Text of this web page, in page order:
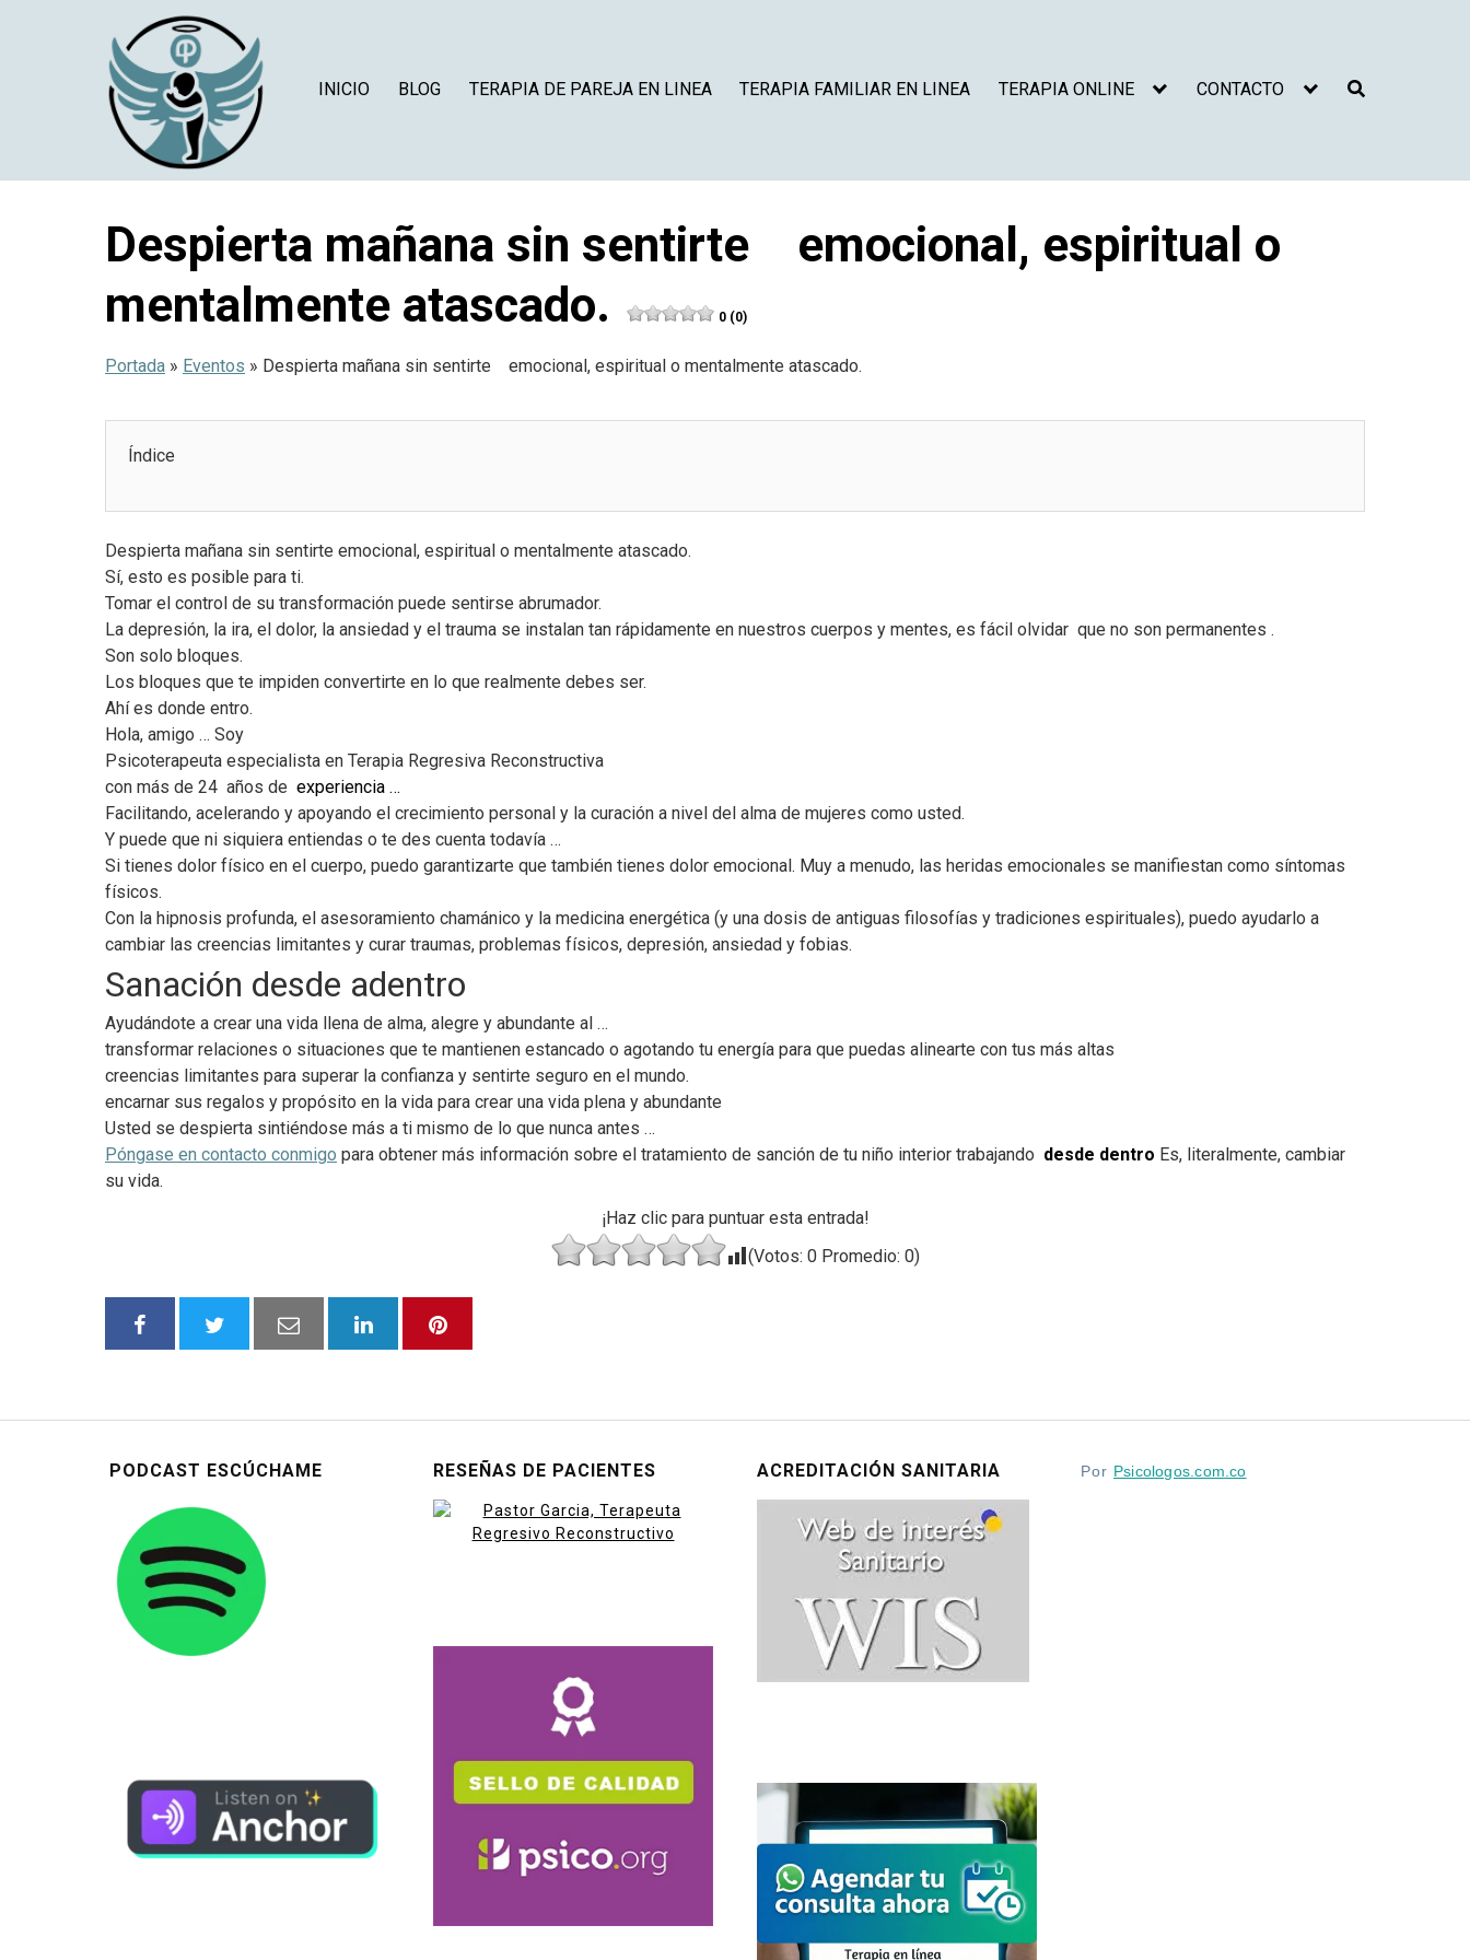
INICIO
BLOG TERAPIA DE PAREJA EN LINEA TERAPIA FAMILIAR EN LINEA TERAPIA ONLINE CONTACTO
Despierta mañana sin sentirte emocional, espiritual o
mentalmente atascado.
0 (0)
Portada » Eventos » Despierta mañana sin sentirte emocional, espiritual o mentalmente atascado.
Índice
Despierta mañana sin sentirte emocional, espiritual o mentalmente atascado.
Sí, esto es posible para ti.
Tomar el control de su transformación puede sentirse abrumador.
La depresión, la ira, el dolor, la ansiedad y el trauma se instalan tan rápidamente en nuestros cuerpos y mentes, es fácil olvidar que no son permanentes .
Son solo bloques.
Los bloques que te impiden convertirte en lo que realmente debes ser.
Ahí es donde entro.
Hola, amigo … Soy
Psicoterapeuta especialista en Terapia Regresiva Reconstructiva
con más de 24 años de experiencia …
Facilitando, acelerando y apoyando el crecimiento personal y la curación a nivel del alma de mujeres como usted.
Y puede que ni siquiera entiendas o te des cuenta todavía …
Si tienes dolor físico en el cuerpo, puedo garantizarte que también tienes dolor emocional. Muy a menudo, las heridas emocionales se manifiestan como síntomas
físicos.
Con la hipnosis profunda, el asesoramiento chamánico y la medicina energética (y una dosis de antiguas filosofías y tradiciones espirituales), puedo ayudarlo a
cambiar las creencias limitantes y curar traumas, problemas físicos, depresión, ansiedad y fobias.
Sanación desde adentro
Ayudándote a crear una vida llena de alma, alegre y abundante al …
transformar relaciones o situaciones que te mantienen estancado o agotando tu energía para que puedas alinearte con tus más altas
creencias limitantes para superar la confianza y sentirte seguro en el mundo.
encarnar sus regalos y propósito en la vida para crear una vida plena y abundante
Usted se despierta sintiéndose más a ti mismo de lo que nunca antes …
Póngase en contacto conmigo para obtener más información sobre el tratamiento de sanción de tu niño interior trabajando desde dentro Es, literalmente, cambiar
su vida.
¡Haz clic para puntuar esta entrada!
(Votos: 0Promedio: 0)
PODCAST ESCÚCHAME RESEÑAS DE PACIENTES ACREDITACIÓN SANITARIA Por Psicologos.com.co